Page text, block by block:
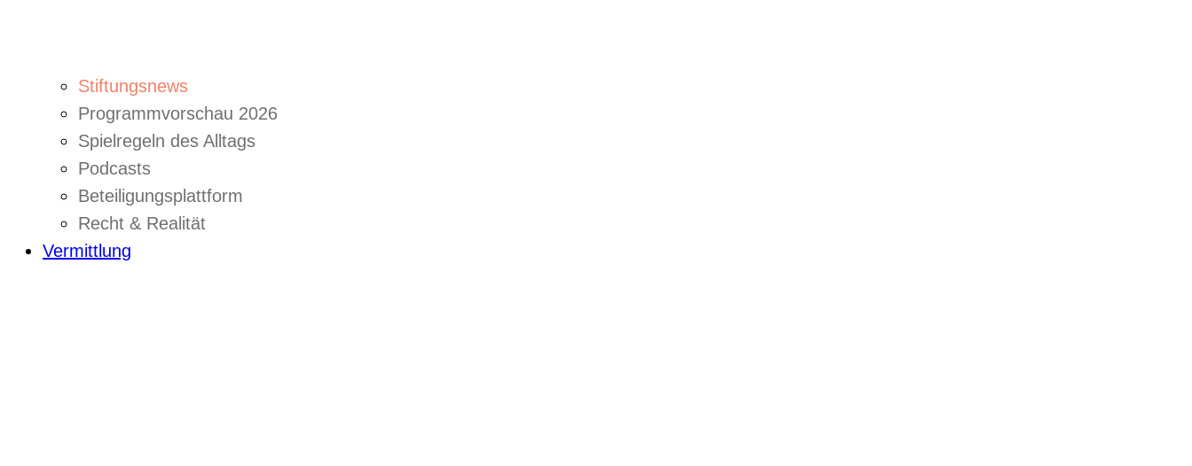
Stiftungsnews
Programmvorschau 2026
Spielregeln des Alltags
Podcasts
Beteiligungsplattform
Recht & Realität
Vermittlung